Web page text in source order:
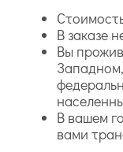
В заказе
Вы
В вашем
вами